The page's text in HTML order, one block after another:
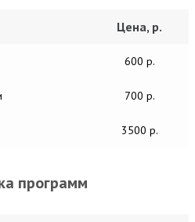
Цена, р.
600 р.
700 р.
3500 р.
программ